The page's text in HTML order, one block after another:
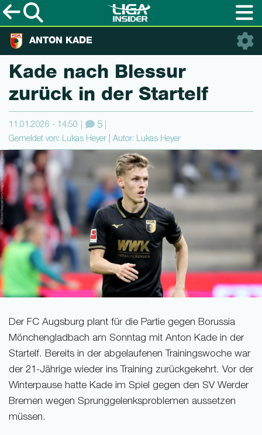
ANTON KADE
Kade nach Blessur
zurück in der Startelf
11.01.2026 - 14:50 5
Gemeldet von: Lukas Heyer | Autor: Lukas Heyer
Der FC Augsburg plant für die Partie gegen Borussia
Mönchengladbach am Sonntag mit Anton Kade in der
Startelf. Bereits in der abgelaufenen Trainingswoche war
der 21-Jährige wieder ins Training zurückgekehrt. Vor der
Winterpause hatte Kade im Spiel gegen den SV Werder
Bremen wegen Sprunggelenksproblemen aussetzen
müssen.